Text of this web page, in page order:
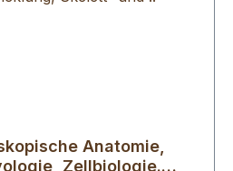
Anatomie,
Zellbiologie.